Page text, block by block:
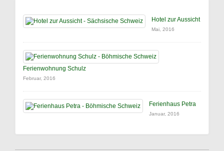
Hotel zur Aussicht
Mai, 2016
Ferienwohnung Schulz
Februar, 2016
Ferienhaus Petra
Januar, 2016